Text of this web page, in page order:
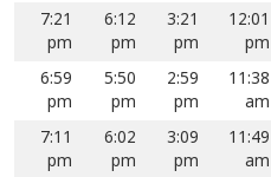
12:01
pm
3:21
pm
6:12
pm
7:21
pm
11:38
am
2:59
pm
5:50
pm
6:59
pm
11:49
am
3:09
pm
6:02
pm
7:11
pm